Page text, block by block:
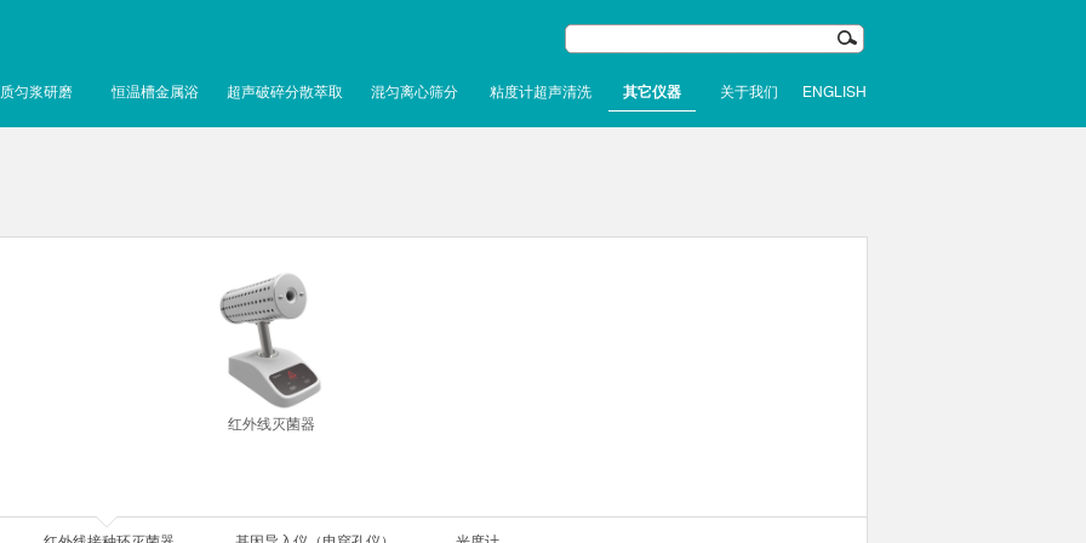
匀浆研磨 恒温槽金属浴 超声破碎分散萃取 混匀离心筛分 粘度计超声清洗 其它仪器 关于我们 ENGLISH
红外线灭菌器